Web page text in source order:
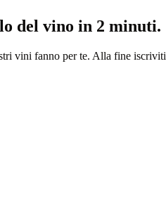
del vino in 2 minuti.
vini fanno per te. Alla fine